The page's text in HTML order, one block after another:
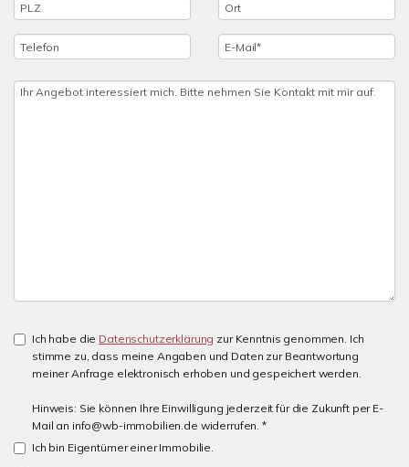
Ich habe die Datenschutzerklärung zur Kenntnis genommen. Ich
stimme zu, dass meine Angaben und Daten zur Beantwortung
meiner Anfrage elektronisch erhoben und gespeichert werden.
Hinweis: Sie können Ihre Einwilligung jederzeit für die Zukunft per E-
Mail an info@wb-immobilien.de widerrufen. *
Ich bin Eigentümer einer Immobilie.